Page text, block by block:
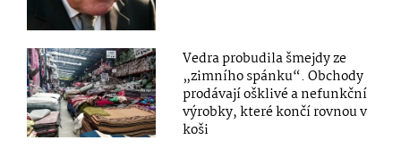
Vedra probudila šmejdy ze
„zimního spánku“. Obchody
prodávají ošklivé a nefunkční
výrobky, které končí rovnou v
koši